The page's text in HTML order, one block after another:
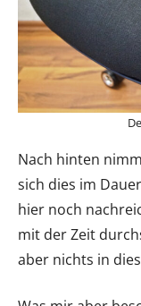
Nach hinten
sich dies im
hier noch
mit der Zeit
aber nichts in